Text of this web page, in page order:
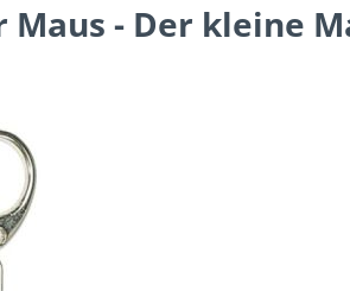
Maus - Der kleine